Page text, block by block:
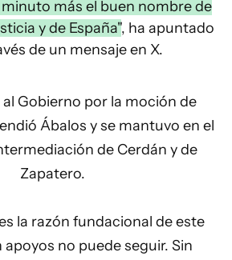
más el buen nombre de
y de España", ha apuntado
de un mensaje en X.
al Gobierno por la moción de
Ábalos y se mantuvo en el
de Cerdán y de
Zapatero.
la razón fundacional de este
apoyos no puede seguir. Sin